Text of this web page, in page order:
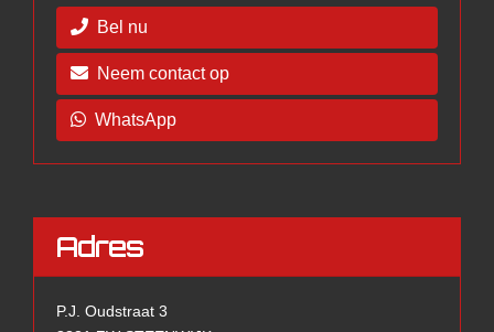
Bel nu
Neem contact op
WhatsApp
Adres
P.J. Oudstraat 3